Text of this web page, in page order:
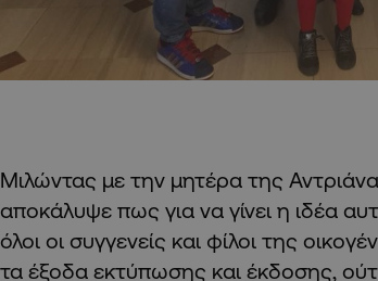
Μιλώντας με την μητέρα της
αποκάλυψε πως για να γίνει η ιδέα
όλοι οι συγγενείς και φίλοι της
τα έξοδα εκτύπωσης και έκδοσης,